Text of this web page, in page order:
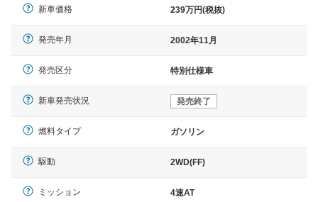
新車価格 239万円(税抜)
発売年月 2002年11月
発売区分 特別仕様車
新車発売状況 発売終了
燃料タイプ ガソリン
駆動 2WD(FF)
ミッション 4速AT